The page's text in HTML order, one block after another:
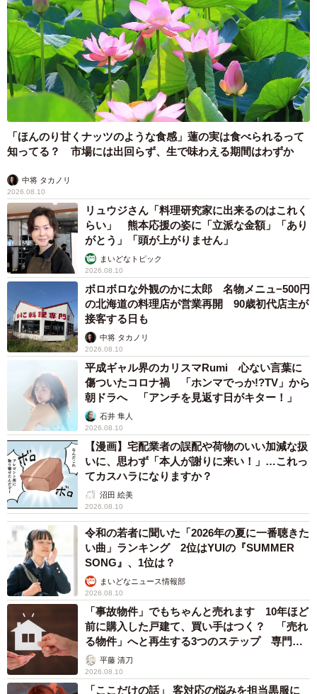
「ほんのり甘くナッツのような食感」蓮の実は食べられるって
知ってる？ 市場には出回らず、生で味わえる期間はわずか
中将 タカノリ
2026.08.10
リュウジさん「料理研究家に出来るのはこれく
らい」 熊本応援の姿に「立派な金額」「あり
がとう」「頭が上がりません」
まいどなトピック
2026.08.10
ボロボロな外観のかに太郎 名物メニュ−500円
の北海道の料理店が営業再開 90歳初代店主が
接客する日も
中将 タカノリ
2026.08.10
平成ギャル界のカリスマRumi 心ない言葉に
傷ついたコロナ禍 「ホンマでっか!?TV」から
朝ドラへ 「アンチを見返す日がキター！」
石井 隼人
2026.08.10
【漫画】宅配業者の誤配や荷物のいい加減な扱
いに、思わず「本人が謝りに来い！」…これっ
てカスハラになりますか？
沼田 絵美
2026.08.10
令和の若者に聞いた「2026年の夏に一番聴きた
い曲」ランキング 2位はYUIの『SUMMER
SONG』、1位は？
まいどなニュース情報部
2026.08.10
「事故物件」でもちゃんと売れます 10年ほど
前に購入した戸建て、買い手はつく？ 「売れ
る物件」へと再生する3つのステップ 専門家
が解説平藤 清刀
2026.08.10
「ここだけの話」 客対応の悩みを担当黒服に